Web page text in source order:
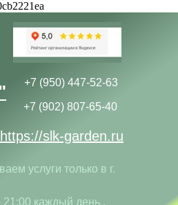
+7 (950) 447-52-63
+7 (902) 807-65-40
услуги только в г.
21:00 каждый день .
https://slk-garden.ru